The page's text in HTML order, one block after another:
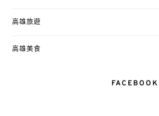
高雄旅遊
高雄美食
FACEBOOK